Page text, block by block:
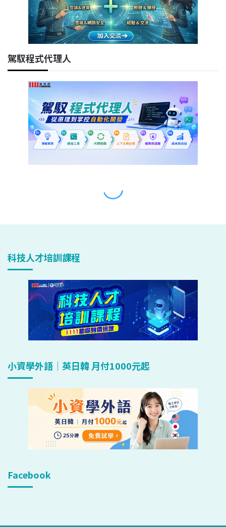
科技人才培訓課程
小資學外語｜英日韓 月付1000元起
Facebook